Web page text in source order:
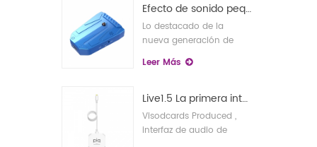
demanda de transmisión
en vivo de KTV por
teléfonos móviles, con el
una experiencia de
conveniente y eficiente
para los usuarios de
transmisión en vivo
cuando y donde sea
Efecto de sonido pequeño pero superior y tarjeta de sonido móvil multifuncional
Lo destacado de la
nueva generación de
tarjetas de sonido .
Súper portátil · Funciones
Multiusos _ _
Producto totalmente
funcional , adecuado
Leer Más
Live1.5 La primera interfaz de audio para iPhone ultraportátil
Visodcards Produced ,
interfaz de audio de